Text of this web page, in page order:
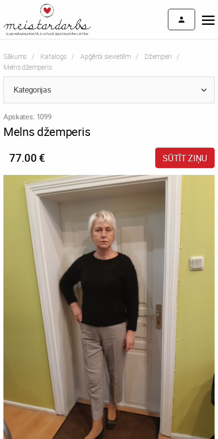
Sākums Katalogs Apģērbi sievietēm
Džemperi
Current:
Melns džemperis
Kategorijas
Apskates: 1099
Melns džemperis
77.00 € SŪTĪT ZIŅU